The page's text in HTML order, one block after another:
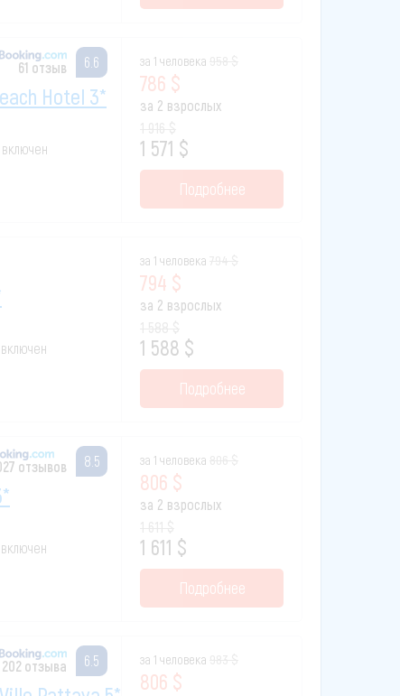
61 отзыв 6.6
Hotel 3*
за 1 человека
786 $
за 2 взрослых
1 571 $
Подробнее
за 1 человека
794 $
за 2 взрослых
1 588 $
Подробнее
отзывов 8.5 за 1 человека
806 $
за 2 взрослых
1 611 $
Подробнее
202 отзыва 6.5 за 1 человека
806 $